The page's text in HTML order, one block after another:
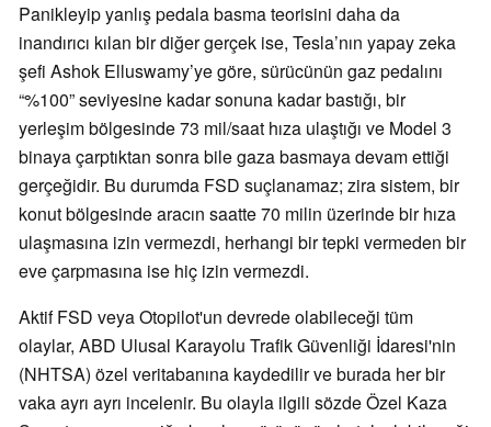
Panikleyip yanlış pedala basma teorisini daha da
inandırıcı kılan bir diğer gerçek ise, Tesla’nın yapay zeka
şefi Ashok Elluswamy’ye göre, sürücünün gaz pedalını
“%100” seviyesine kadar sonuna kadar bastığı, bir
yerleşim bölgesinde 73 mil/saat hıza ulaştığı ve Model 3
binaya çarptıktan sonra bile gaza basmaya devam ettiği
gerçeğidir. Bu durumda FSD suçlanamaz; zira sistem, bir
konut bölgesinde aracın saatte 70 milin üzerinde bir hıza
ulaşmasına izin vermezdi, herhangi bir tepki vermeden bir
eve çarpmasına ise hiç izin vermezdi.
Aktif FSD veya Otopilot'un devrede olabileceği tüm
olaylar, ABD Ulusal Karayolu Trafik Güvenliği İdaresi'nin
(NHTSA) özel veritabanına kaydedilir ve burada her bir
vaka ayrı ayrı incelenir. Bu olayla ilgili sözde Özel Kaza